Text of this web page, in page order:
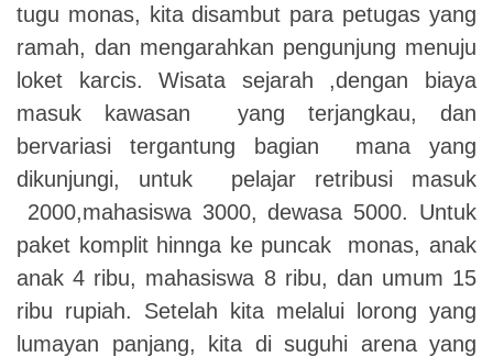
tugu monas, kita disambut para petugas yang
ramah, dan mengarahkan pengunjung menuju
loket karcis. Wisata sejarah ,dengan biaya
masuk kawasan yang terjangkau, dan
bervariasi tergantung bagian mana yang
dikunjungi, untuk pelajar retribusi masuk
2000,mahasiswa 3000, dewasa 5000. Untuk
paket komplit hinnga ke puncak monas, anak
anak 4 ribu, mahasiswa 8 ribu, dan umum 15
ribu rupiah. Setelah kita melalui lorong yang
lumayan panjang, kita di suguhi arena yang